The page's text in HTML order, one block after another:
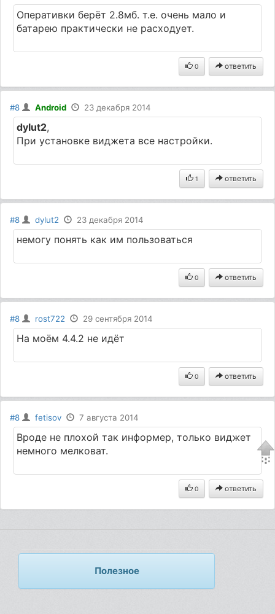
Оперативки берёт 2.8мб. т.е. очень мало и
батарею практически не расходует.
0 ответить
#8 Android 23 декабря 2014
dylut2,
При установке виджета все настройки.
1 ответить
#8 dylut2 23 декабря 2014
немогу понять как им пользоваться
0 ответить
#8 rost722 29 сентября 2014
На моём 4.4.2 не идёт
0 ответить
#8 fetisov 7 августа 2014
Вроде не плохой так информер, только виджет
немного мелковат.
0 ответить
Полезное